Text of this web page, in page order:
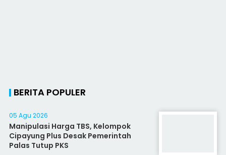
BERITA POPULER
05 Agu 2026
Manipulasi Harga TBS, Kelompok
Cipayung Plus Desak Pemerintah
Palas Tutup PKS